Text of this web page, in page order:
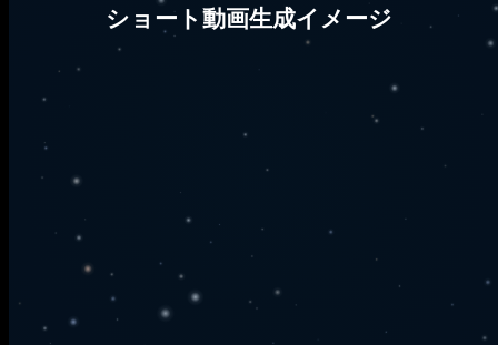
ショート動画生成イメージ